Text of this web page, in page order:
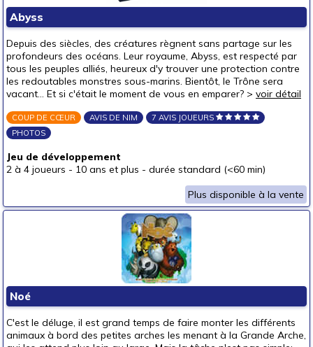
Abyss
Depuis des siècles, des créatures règnent sans partage sur les
profondeurs des océans. Leur royaume, Abyss, est respecté par
tous les peuples alliés, heureux d'y trouver une protection contre
les redoutables monstres sous-marins. Bientôt, le Trône sera
vacant... Et si c'était le moment de vous en emparer? > voir détail
COUP DE CŒUR AVIS DE NIM
7 AVIS JOUEURS
PHOTOS
Jeu de développement
2 à 4 joueurs - 10 ans et plus - durée standard (<60 min)
Plus disponible à la vente
Noé
C'est le déluge, il est grand temps de faire monter les différents
animaux à bord des petites arches les menant à la Grande Arche,